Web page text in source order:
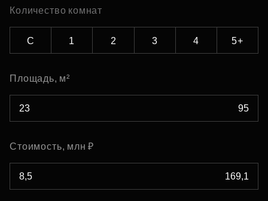
Количество комнат
С 1 2 3 4 5+
Площадь, м²
Стоимость, млн ₽